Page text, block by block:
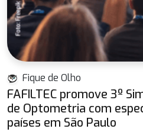
Fique de Olho
FAFILTEC promove 3º
de Optometria com
países em São Paulo